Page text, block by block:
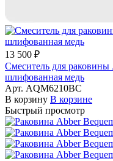
13 500 ₽
Смеситель для
шлифованная медь
Арт. AQM6210BC
В корзину В корзине
Быстрый просмотр